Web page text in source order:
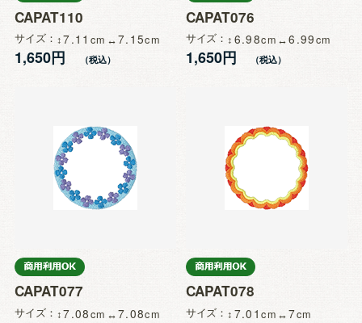
CAPAT110
サイズ 7.11 7.15
1,650円
CAPAT076
サイズ 6.98 6.99
1,650円
CAPAT077
サイズ 7.08 7.08
CAPAT078
サイズ 7.01 7